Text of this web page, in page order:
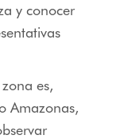
y conocer
es,
Amazonas,